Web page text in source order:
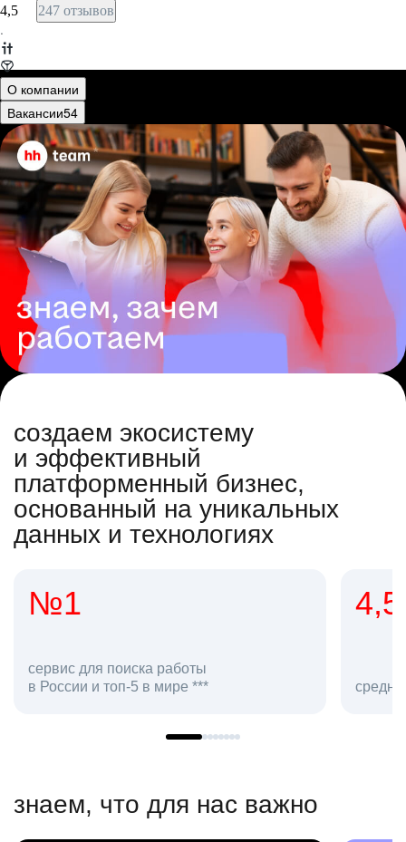
4,5 247 отзывов
·
О компании
Вакансии54
создаем экосистему
и эффективный
платформенный бизнес,
основанный на уникальных
данных и технологиях
4,5
средняя оценка hh.ru как работодателя **
в hh.ru
знаем, что для нас важно